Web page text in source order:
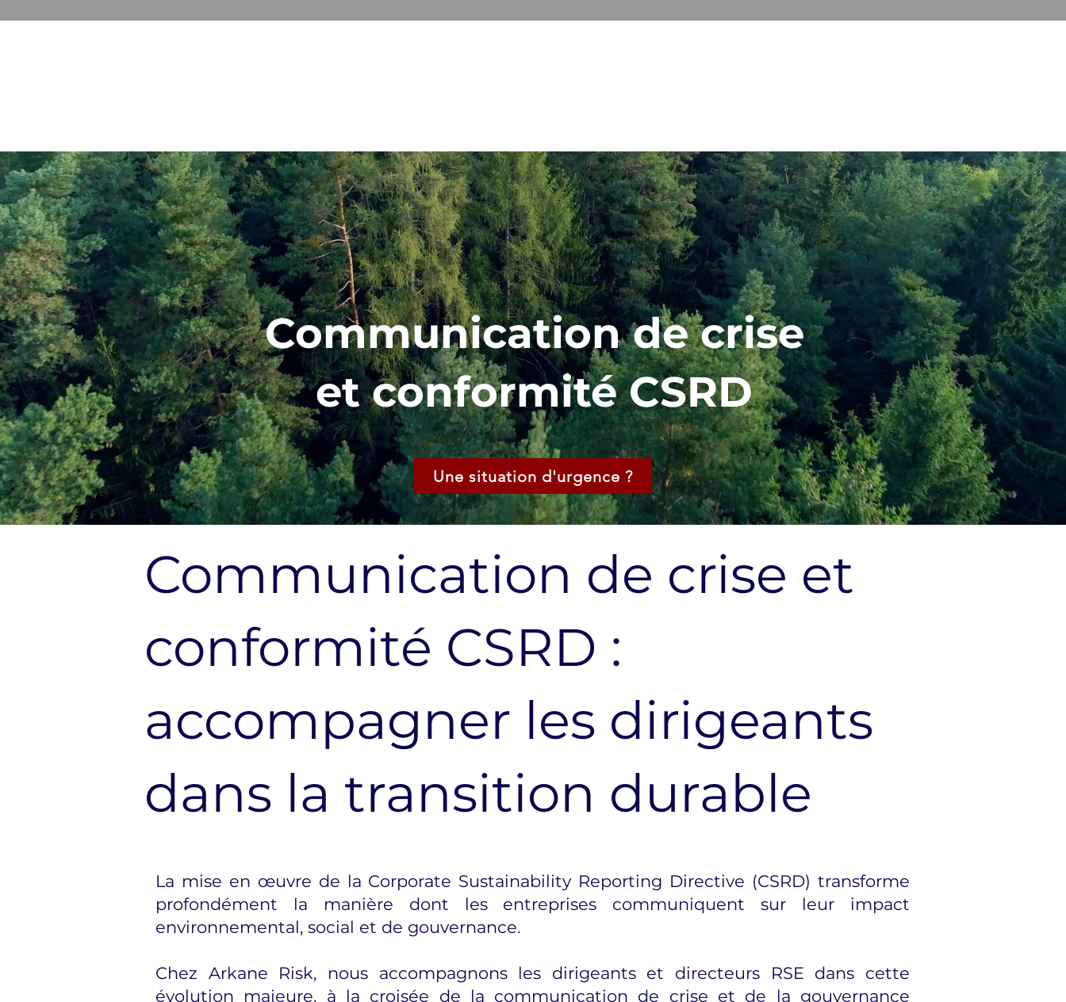
Communication de crise
et conformité CSRD
Une situation d'urgence ?
Communication de crise et
conformité CSRD :
accompagner les dirigeants
dans la transition durable
La mise en œuvre de la Corporate Sustainability Reporting Directive (CSRD) transforme
profondément la manière dont les entreprises communiquent sur leur impact
environnemental, social et de gouvernance.
Chez Arkane Risk, nous accompagnons les dirigeants et directeurs RSE dans cette
évolution majeure, à la croisée de la communication de crise et de la gouvernance